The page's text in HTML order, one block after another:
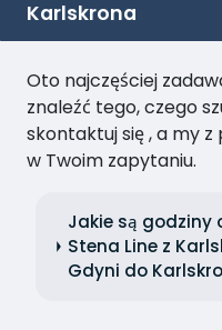
Karlskrona
Oto najczęściej
znaleźć tego, czego
skontaktuj się , a my
w Twoim zapytaniu.
Jakie są
Stena Line z
Gdyni do